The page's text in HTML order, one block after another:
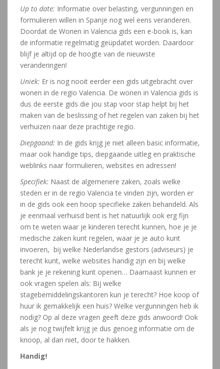
Up to date: Informatie over belasting, vergunningen en
formulieren willen in Spanje nog wel eens veranderen.
Doordat de Wonen in Valencia gids een e-book is, kan
de informatie regelmatig geüpdatet worden. Daardoor
blijf je altijd op de hoogte van de nieuwste
veranderingen!
Uniek: Er is nog nooit eerder een gids uitgebracht over
wonen in de regio Valencia. De wonen in Valencia gids is
dus de eerste gids die jou stap voor stap helpt bij het
maken van de beslissing of het regelen van zaken bij het
verhuizen naar deze prachtige regio.
Diepgaand: In de gids krijg je niet alleen basic informatie,
maar ook handige tips, diepgaande uitleg en praktische
weblinks naar formulieren, websites en adressen!
Specifiek: Naast de algemenere zaken, zoals welke
steden er in de regio Valencia te vinden zijn, worden er
in de gids ook een hoop specifieke zaken behandeld. Als
je eenmaal verhuisd bent is het natuurlijk ook erg fijn
om te weten waar je kinderen terecht kunnen, hoe je je
medische zaken kunt regelen, waar je je auto kunt
invoeren, bij welke Nederlandse gestors (adviseurs) je
terecht kunt, welke websites handig zijn en bij welke
bank je je rekening kunt openen… Daarnaast kunnen er
ook vragen spelen als: Bij welke
stagebemiddelingskantoren kun je terecht? Hoe koop of
huur ik gemakkelijk een huis? Welke vergunningen heb ik
nodig? Op al deze vragen geeft deze gids anwoord! Ook
als je nog twijfelt krijg je dus genoeg informatie om de
knoop, al dan niet, door te hakken.
Handig!